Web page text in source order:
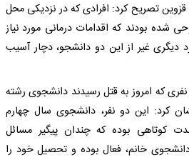
تصریح کرد: افرادی که در نزدیکی محل
شده بودند که اقدامات درمانی مورد نیاز
دیگری غیر از این دو دانشجو، دچار آسیب
نفری که امروز به قتل رسیدند دانشجوی رشته
کرد: این دو نفر، دانشجوی سال چهارم
کوتاهی بوده که چندان پیگیر مسائل
خانم، فعال بوده و تحصیل خود را